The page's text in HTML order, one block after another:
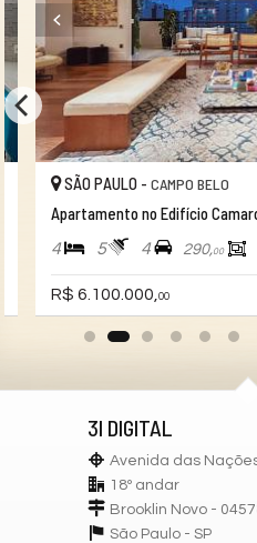
SÃO PAULO - CAMPO BELO
Apartamento no Edifício
4 5 4 290,00
R$ 6.100.000, 00
3I DIGITAL
Avenida das
18º andar
Brooklin Novo -
São Paulo - SP